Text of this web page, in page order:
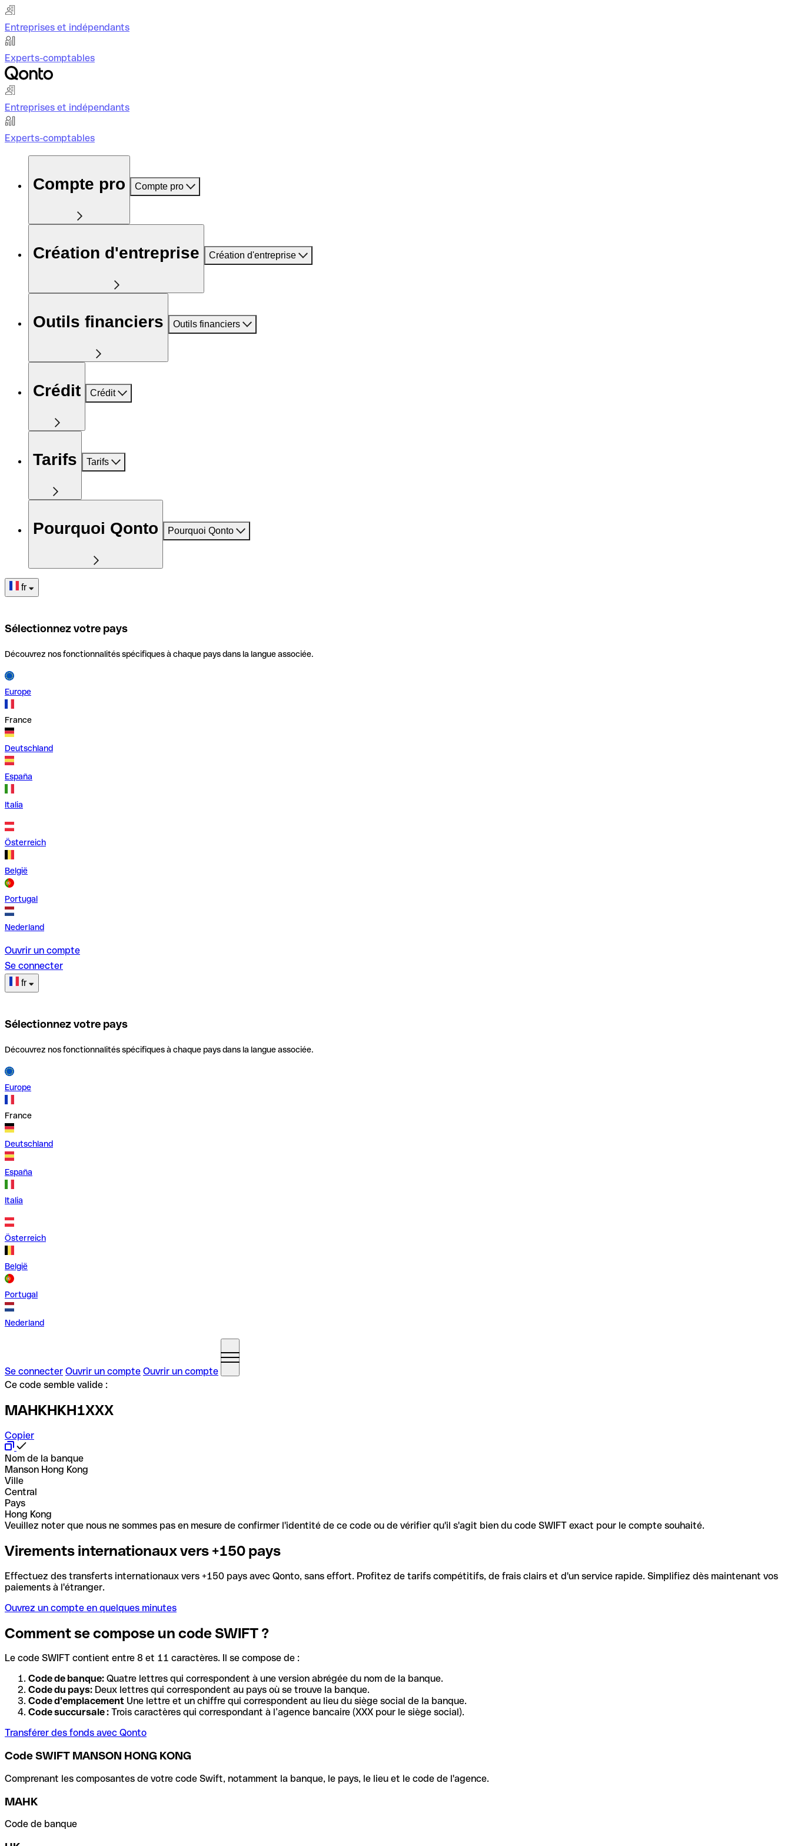
Entreprises et indépendants
Experts-comptables
Entreprises et indépendants
Experts-comptables
Compte pro Compte pro
Création d'entreprise Création d'entreprise
Outils financiers Outils financiers
Crédit Crédit
Tarifs Tarifs
Pourquoi Qonto Pourquoi Qonto
fr
Sélectionnez votre pays
Découvrez nos fonctionnalités spécifiques à chaque pays dans la langue associée.
Europe
France
Deutschland
España
Italia
Österreich
België
Portugal
Nederland
Ouvrir un compte
Se connecter
fr
Sélectionnez votre pays
Découvrez nos fonctionnalités spécifiques à chaque pays dans la langue associée.
Europe
France
Deutschland
España
Italia
Österreich
België
Portugal
Nederland
Se connecter Ouvrir un compte Ouvrir un compte
Ce code semble valide :
MAHKHKH1XXX
Copier
Nom de la banque
Manson Hong Kong
Ville
Central
Pays
Hong Kong
Veuillez noter que nous ne sommes pas en mesure de confirmer l'identité de ce code ou de vérifier qu'il s'agit bien du code SWIFT exact pour le compte souhaité.
Virements internationaux vers +150 pays
Effectuez des transferts internationaux vers +150 pays avec Qonto, sans effort. Profitez de tarifs compétitifs, de frais clairs et d'un service rapide. Simplifiez dès maintenant vos
paiements à l'étranger.
Ouvrez un compte en quelques minutes
Comment se compose un code SWIFT ?
Le code SWIFT contient entre 8 et 11 caractères. Il se compose de :
Code de banque: Quatre lettres qui correspondent à une version abrégée du nom de la banque.
Code du pays: Deux lettres qui correspondent au pays où se trouve la banque.
Code d’emplacement Une lettre et un chiffre qui correspondent au lieu du siège social de la banque.
Code succursale : Trois caractères qui correspondant à l’agence bancaire (XXX pour le siège social).
Transférer des fonds avec Qonto
Code SWIFT MANSON HONG KONG
Comprenant les composantes de votre code Swift, notamment la banque, le pays, le lieu et le code de l'agence.
MAHK
Code de banque